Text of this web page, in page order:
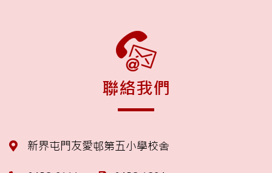
聯絡我們
新界屯門友愛邨第五小學校舍